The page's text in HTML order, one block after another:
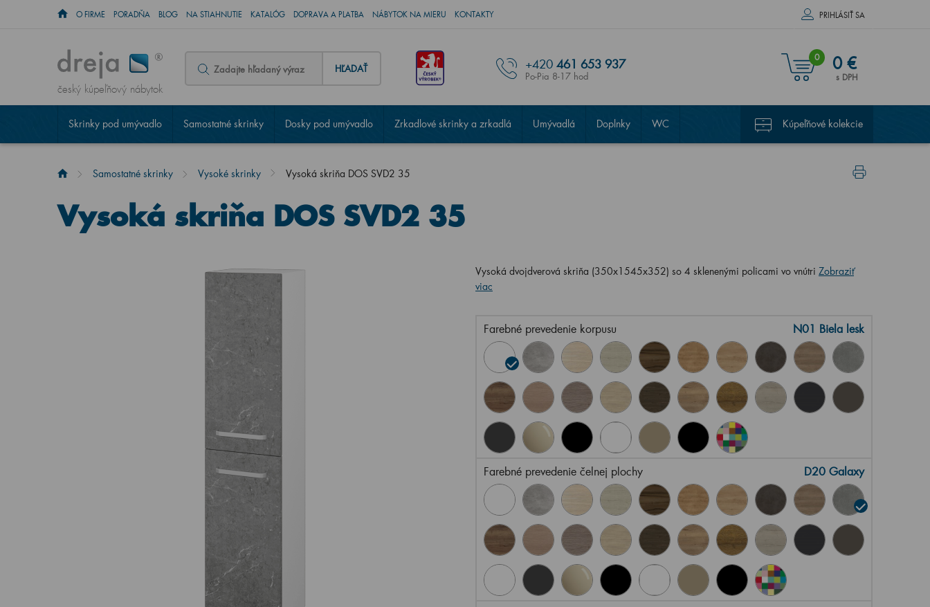
O FIRME PORADŇA BLOG NA STIAHNUTIE KATALÓG DOPRAVA A PLATBA NÁBYTOK NA MIERU KONTAKTY PRIHLÁSIŤ SA
český kúpeľňový nábytok
HĽADAŤ +420 461 653 937
Po-Pia 8-17 hod
0 0 €
s DPH
Skrinky pod umývadlo Samostatné skrinky Dosky pod umývadlo Zrkadlové skrinky a zrkadlá Umývadlá Doplnky WC Kúpeľňové kolekcie
Samostatné skrinky Vysoké skrinky Vysoká skriňa DOS SVD2 35
Vysoká skriňa DOS SVD2 35
Vysoká dvojdverová skriňa (350x1545x352) so 4 sklenenými policami vo vnútri Zobraziť
viac
Farebné prevedenie korpusu N01 Biela lesk
Farebné prevedenie čelnej plochy D20 Galaxy